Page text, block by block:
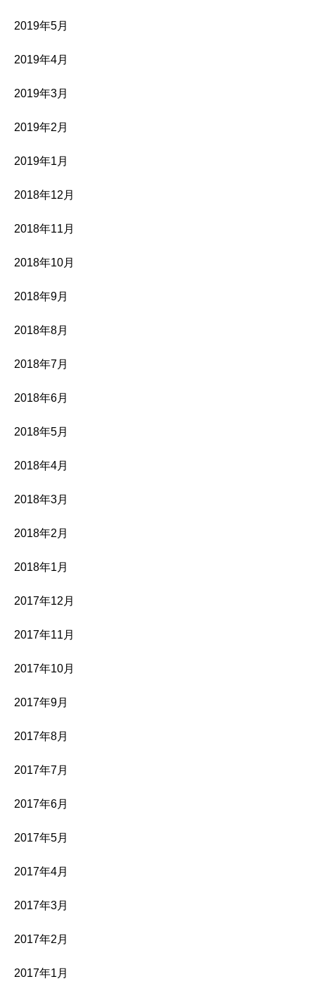
2019年5月
2019年4月
2019年3月
2019年2月
2019年1月
2018年12月
2018年11月
2018年10月
2018年9月
2018年8月
2018年7月
2018年6月
2018年5月
2018年4月
2018年3月
2018年2月
2018年1月
2017年12月
2017年11月
2017年10月
2017年9月
2017年8月
2017年7月
2017年6月
2017年5月
2017年4月
2017年3月
2017年2月
2017年1月